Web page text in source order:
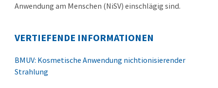
Anwendung am Menschen (NiSV) einschlägig sind.
VERTIEFENDE INFORMATIONEN
BMUV: Kosmetische Anwendung nichtionisierender
Strahlung